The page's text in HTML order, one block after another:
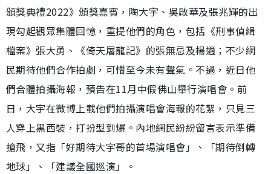
頒獎典禮2022》頒獎嘉賓，陶大宇、吳啟華及張兆輝的出
現勾起觀眾集體回憶，重提他們的角色，包括《刑事偵緝
檔案》張大勇、《倚天屠龍記》的張無忌及楊逍；不少網
民期待他們合作拍劇，可惜至今未有聲氣。不過，近日他
們合體拍攝海報，預告在11月中假佛山舉行演唱會。前
日，大宇在微博上載他們拍攝演唱會海報的花絮，只見三
人穿上黑西裝，打扮型到爆。內地網民紛紛留言表示準備
搶飛，又指「好期待大宇哥的首場演唱會」、「期待倒轉
地球」、「建議全國巡演」。